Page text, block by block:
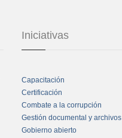
Iniciativas
Capacitación
Certificación
Combate a la corrupción
Gestión documental y archivos
Gobierno abierto